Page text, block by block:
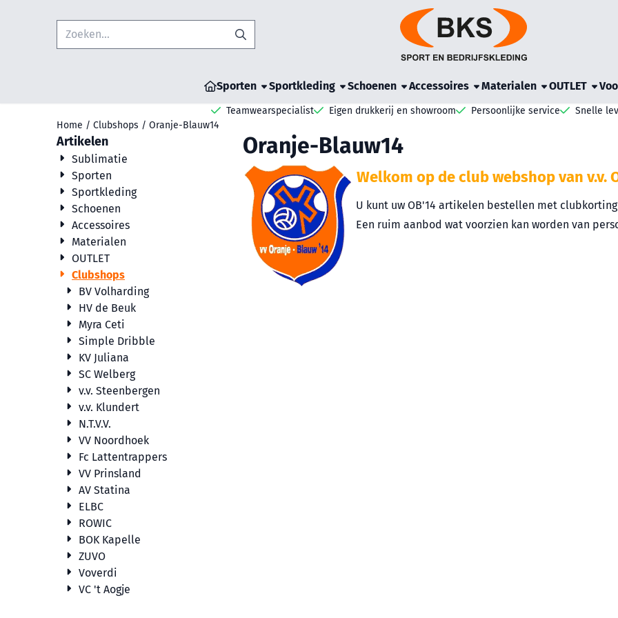
Zoeken
Sporten Sportkleding Schoenen Accessoires Materialen OUTLET
Teamwearspecialist Eigen drukkerij en showroom Persoonlijke service Snelle
Home / Clubshops / Oranje-Blauw14
Artikelen
Sublimatie
Sporten
Sportkleding
Schoenen
Accessoires
Materialen
OUTLET
Clubshops
BV Volharding
HV de Beuk
Myra Ceti
Simple Dribble
KV Juliana
SC Welberg
v.v. Steenbergen
v.v. Klundert
N.T.V.V.
VV Noordhoek
Fc Lattentrappers
VV Prinsland
AV Statina
ELBC
ROWIC
BOK Kapelle
ZUVO
Voverdi
VC 't Aogje
Oranje-Blauw14
Welkom op de club webshop van v.v.
U kunt uw OB'14 artikelen bestellen met clubkorting
Een ruim aanbod wat voorzien kan worden van